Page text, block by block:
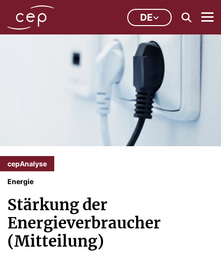
DE
cepAnalyse
Energie
Stärkung der
Energieverbraucher
(Mitteilung)